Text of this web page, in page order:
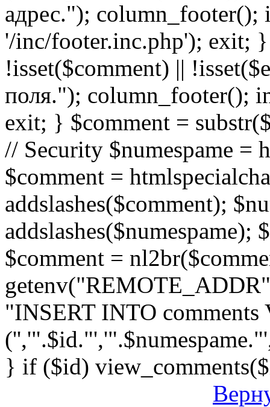
адрес."); column_footer();
'/inc/footer.inc.php'); exit;
!isset($comment) ||
поля."); column_footer();
exit; } $comment =
// Security $numespame =
$comment =
addslashes($comment);
addslashes($numespame);
$comment =
"INSERT INTO comments
} if ($id)